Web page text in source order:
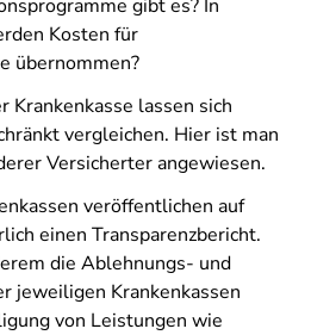
gibt es? In
Kosten für
übernommen?
Krankenkasse lassen sich
vergleichen. Hier ist man
Versicherter angewiesen.
veröffentlichen auf
einen Transparenzbericht.
die Ablehnungs- und
jeweiligen Krankenkassen
von Leistungen wie